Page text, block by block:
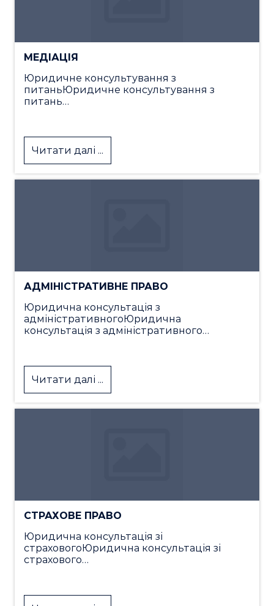
МЕДІАЦІЯ
Юридичне консультування з
питаньЮридичне консультування з
питань…
Читати далі ...
АДМІНІСТРАТИВНЕ ПРАВО
Юридична консультація з
адміністративногоЮридична
консультація з адміністративного…
Читати далі ...
СТРАХОВЕ ПРАВО
Юридична консультація зі
страховогоЮридична консультація зі
страхового…